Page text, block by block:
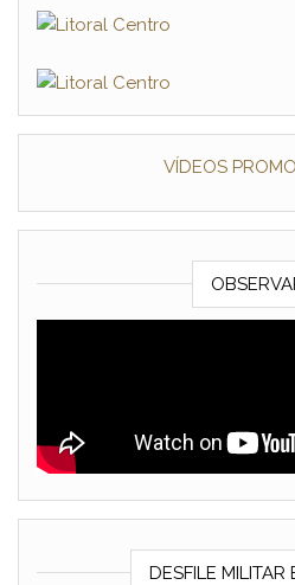
VÍDEOS
DESFILE MILITAR